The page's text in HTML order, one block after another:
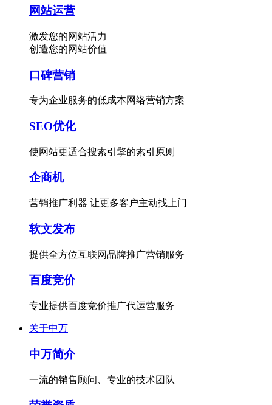
网站运营
激发您的网站活力
创造您的网站价值
口碑营销
专为企业服务的低成本网络营销方案
SEO优化
使网站更适合搜索引擎的索引原则
企商机
营销推广利器 让更多客户主动找上门
软文发布
提供全方位互联网品牌推广营销服务
百度竞价
专业提供百度竞价推广代运营服务
关于中万
中万简介
一流的销售顾问、专业的技术团队